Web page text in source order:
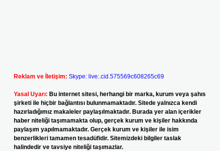
Reklam ve İletişim: Skype: live:.cid.575569c608265c69
Yasal Uyarı: Bu internet sitesi, herhangi bir marka, kurum veya şahıs
şirketi ile hiçbir bağlantısı bulunmamaktadır. Sitede yalnızca kendi
hazırladığımız makaleler paylaşılmaktadır. Burada yer alan içerikler
haber niteliği taşımamakta olup, gerçek kurum ve kişiler hakkında
paylaşım yapılmamaktadır. Gerçek kurum ve kişiler ile isim
benzerlikleri tamamen tesadüfidir. Sitemizdeki bilgiler taslak
halindedir ve tavsiye niteliği taşımazlar.